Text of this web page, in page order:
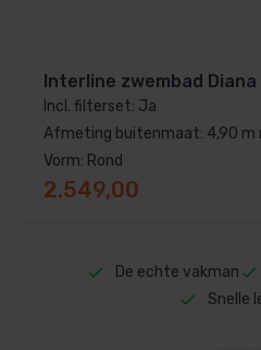
Interline zwembad Diana
Incl. filterset: Ja
Afmeting buitenmaat: 4,90 m
Vorm: Rond
2.549,00
De echte vakman
Snelle